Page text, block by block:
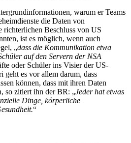
warum er Teams
die Daten von
richterlichen Beschluss von US
ist es möglich, wenn auch
„dass die Kommunikation etwa
auf den Servern der NSA
oder Schüler ins Visier der US-
geht es vor allem darum, dass
können, dass mit ihren Daten
so zitiert ihn der BR: „Jeder hat etwas
Dinge, körperliche
“